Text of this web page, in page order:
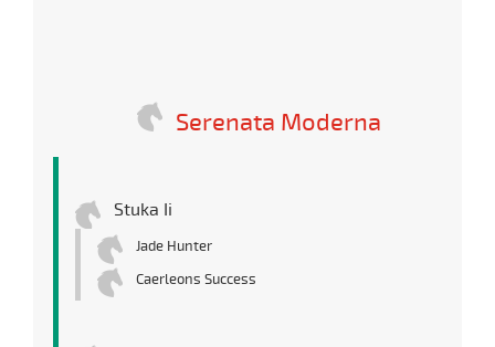
Serenata Moderna
Stuka Ii
Jade Hunter
Caerleons Success